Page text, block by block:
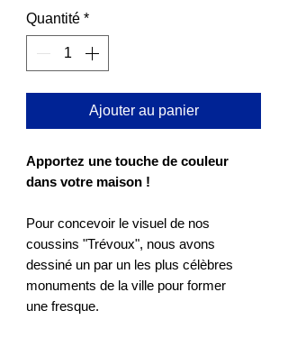
Quantité *
Ajouter au panier
Apportez une touche de couleur
dans votre maison !
Pour concevoir le visuel de nos
coussins "Trévoux", nous avons
dessiné un par un les plus célèbres
monuments de la ville pour former
une fresque.